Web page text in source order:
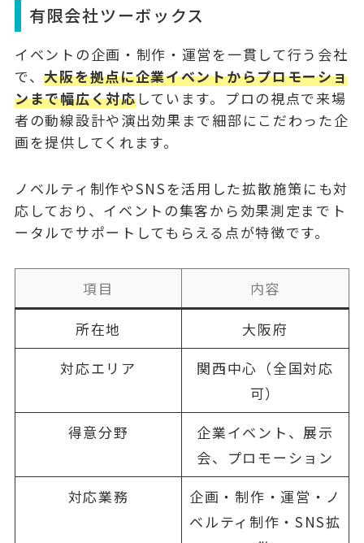
有限会社ツーボックス
イベントの企画・制作・運営を一貫して行う会社
で、大阪を拠点に企業イベントからプロモーショ
ンまで幅広く対応しています。プロの視点で来場
者の動線設計や演出効果まで細部にこだわった企
画を提供してくれます。
ノベルティ制作やSNSを活用した拡散施策にも対
応しており、イベントの集客から効果測定までト
ータルでサポートしてもらえる点が特徴です。
項目
内容
所在地
大阪府
対応エリア
関西中心（全国対応
可）
得意分野
企業イベント、展示
会、プロモーション
対応業務
企画・制作・運営・ノ
ベルティ制作・SNS拡